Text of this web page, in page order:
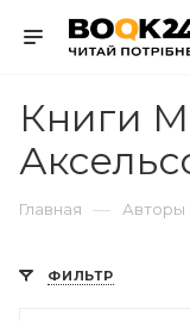
Книги
Главная — Авторы
ФИЛЬТР